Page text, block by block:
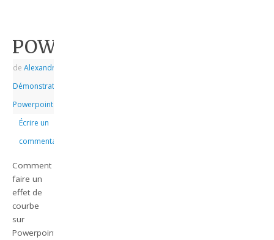
deAlexandre
Démonstrations
Powerpoint
Écrire un
commentaire
Comment
faire un
effet de
courbe
sur
Powerpoint